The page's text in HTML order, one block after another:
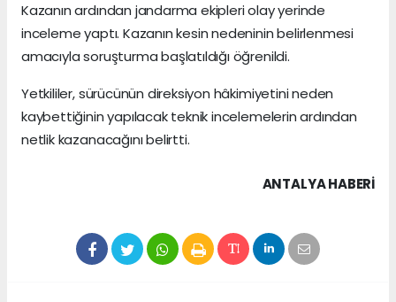
Kazanın ardından jandarma ekipleri olay yerinde
inceleme yaptı. Kazanın kesin nedeninin belirlenmesi
amacıyla soruşturma başlatıldığı öğrenildi.
Yetkililer, sürücünün direksiyon hâkimiyetini neden
kaybettiğinin yapılacak teknik incelemelerin ardından
netlik kazanacağını belirtti.
ANTALYA HABERİ